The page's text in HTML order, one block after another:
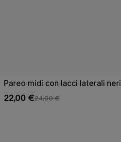
Pareo midi con lacci laterali neri
22,00 €24,00 €